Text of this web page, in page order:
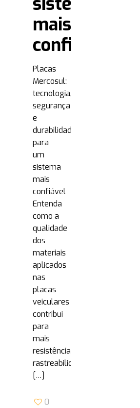
mais
confiável
Placas
Mercosul:
tecnologia,
segurança
e
durabilidade
para
um
sistema
mais
confiável
Entenda
como a
qualidade
dos
materiais
aplicados
nas
placas
veiculares
contribui
para
mais
resistência,
rastreabilidade
[…]
0